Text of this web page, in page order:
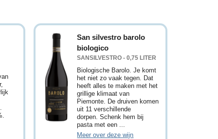
San silvestro barolo
biologico
SANSILVESTRO - 0,75 LITER
Biologische Barolo. Je komt
het niet zo vaak tegen. Dat
heeft alles te maken met het
grillige klimaat van
Piemonte. De druiven komen
uit 11 verschillende
dorpen. Schenk hem bij
pasta met een ...
Meer over deze wijn